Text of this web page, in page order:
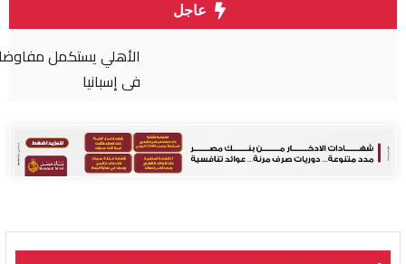
عاجل
الأهلي يستكمل مفاوضات تمديد عقود رباعي الفريق